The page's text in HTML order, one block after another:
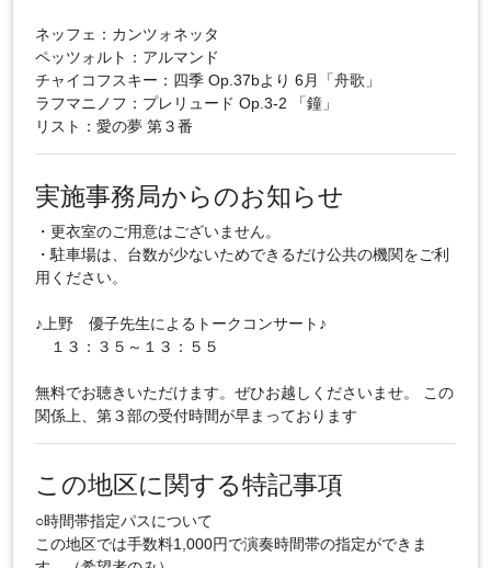
ネッフェ：カンツォネッタ
ペッツォルト：アルマンド
チャイコフスキー：四季 Op.37bより 6月「舟歌」
ラフマニノフ：プレリュード Op.3-2 「鐘」
リスト：愛の夢 第３番
実施事務局からのお知らせ
・更衣室のご用意はございません。
・駐車場は、台数が少ないためできるだけ公共の機関をご利
用ください。
♪上野 優子先生によるトークコンサート♪
１３：３５～１３：５５
無料でお聴きいただけます。ぜひお越しくださいませ。 この
関係上、第３部の受付時間が早まっております
この地区に関する特記事項
○時間帯指定パスについて
この地区では手数料1,000円で演奏時間帯の指定ができま